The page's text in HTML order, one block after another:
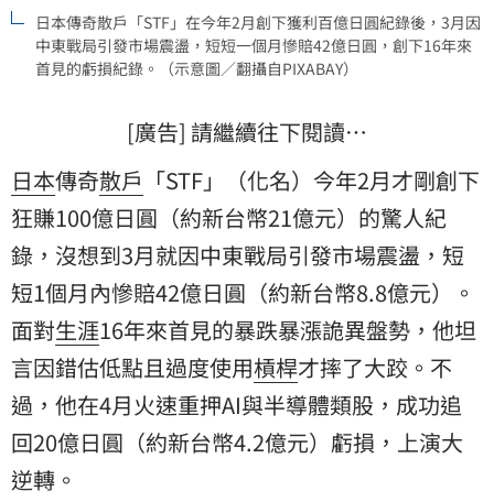
日本傳奇散戶「STF」在今年2月創下獲利百億日圓紀錄後，3月因
中東戰局引發市場震盪，短短一個月慘賠42億日圓，創下16年來
首見的虧損紀錄。（示意圖／翻攝自PIXABAY）
[廣告] 請繼續往下閱讀…
日本傳奇散戶 「STF」（化名）今年2月才剛創下
狂賺100億日圓（約新台幣21億元）的驚人紀
錄，沒想到3月就因中東戰局引發市場震盪，短
短1個月內慘賠42億日圓（約新台幣8.8億元）。
面對生涯16年來首見的暴跌暴漲詭異盤勢，他坦
言因錯估低點且過度使用槓桿才摔了大跤。不
過，他在4月火速重押AI與半導體類股，成功追
回20億日圓（約新台幣4.2億元）虧損，上演大
逆轉。